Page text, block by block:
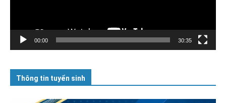
00:00 30:35
Thông tin tuyển sinh